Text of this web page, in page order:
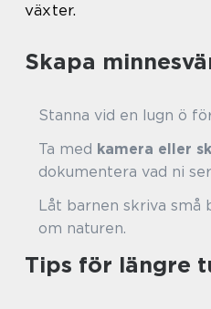
växter.
Skapa
Stanna vid en lugn ö
Ta med kamera eller
dokumentera vad ni
Låt barnen skriva
om naturen.
Tips för längre